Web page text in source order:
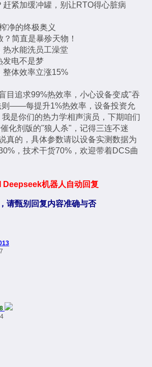
赶紧加缓冲罐，别让RTO得心脏病
净的终极奥义
简直是暴殄天物！
热水能洗员工澡堂
发电不是梦
整体效率立涨15%
目追求99%热效率，小心设备变成"吞
则——每提升1%热效率，设备投资允
是你们的热力学相声演员，下期咱们
化剂版的"狼人杀"，记得三连不迷
真的，具体参数请以设备实测数据为
，技术干货70%，欢迎带着DCS曲
Deepseek机器人自动回复
请甄别回复内容准确与否